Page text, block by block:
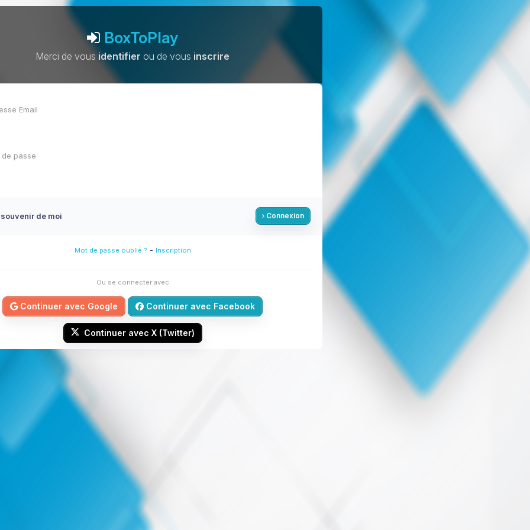
BoxToPlay
Merci de vousidentifier ou de vous inscrire
de moi Connexion
Mot de passe oublié ? - Inscription
Ou se connecter avec
Continuer avec Google Continuer avec Facebook
Continuer avec X (Twitter)